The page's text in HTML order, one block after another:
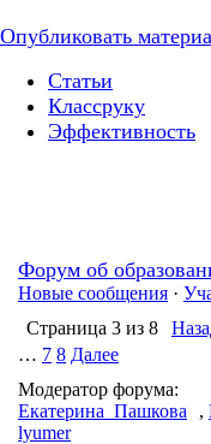
Опубликовать
Статьи
Классруку
Эффективность
Форум об
Новые сообщения ·
Страница 3 из 8
… 7 8 Далее
Модератор форума:
Екатерина_Пашкова
,
lyumer